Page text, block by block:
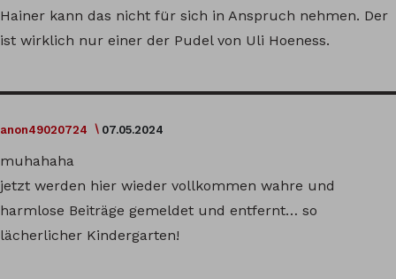
Hainer kann das nicht für sich in Anspruch nehmen. Der
ist wirklich nur einer der Pudel von Uli Hoeness.
anon49020724 07.05.2024
muhahaha
jetzt werden hier wieder vollkommen wahre und
harmlose Beiträge gemeldet und entfernt… so
lächerlicher Kindergarten!